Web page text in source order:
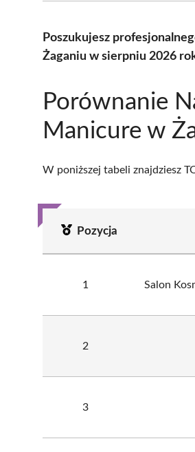
Poszukujesz
Żaganiu w sierpniu 2026
Porównanie
Manicure w
W poniższej tabeli znajdziesz
Pozycja
1 Salon
2
3